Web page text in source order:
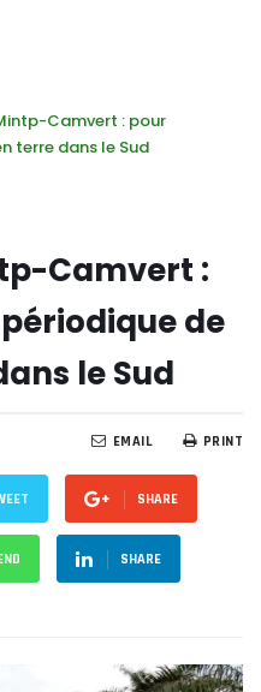
Camvert : pour
terre dans le Sud
Camvert :
de
le Sud
PRINT
EMAIL
SHARE
SHARE